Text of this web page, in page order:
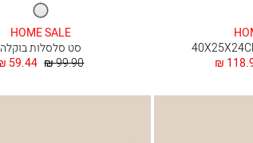
לבן
HOME SALE
סט סלסלות בוקלה
החל
59.44 ₪ מחיר
99.90 ₪